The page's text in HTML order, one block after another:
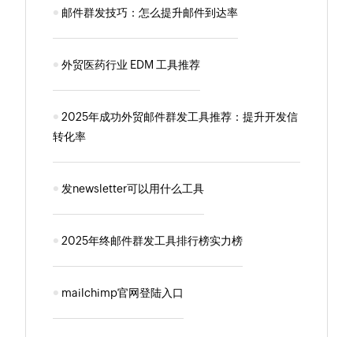
邮件群发技巧：怎么提升邮件到达率
外贸医药行业 EDM 工具推荐
2025年成功外贸邮件群发工具推荐：提升开发信
转化率
发newsletter可以用什么工具
2025年终邮件群发工具排行榜实力榜
mailchimp官网登陆入口